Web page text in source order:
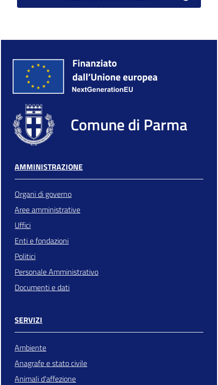
Comune di Parma
AMMINISTRAZIONE
Organi di governo
Aree amministrative
Uffici
Enti e fondazioni
Politici
Personale Amministrativo
Documenti e dati
SERVIZI
Ambiente
Anagrafe e stato civile
Animali d'affezione